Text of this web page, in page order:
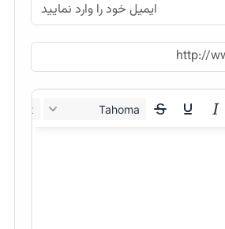
Tahoma
12px